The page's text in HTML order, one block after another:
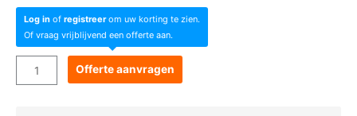
Log in of registreerom uw korting te zien.
Of vraag vrijblijvend een offerte aan.
Goboservice
-
Offerte aanvragen